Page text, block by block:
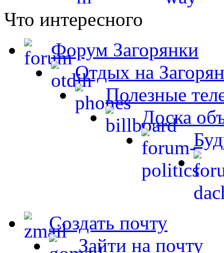
Что интересного
Форум Загорянки
Отдых на
Полезные
Доска
Создать почту
Зайти на почту